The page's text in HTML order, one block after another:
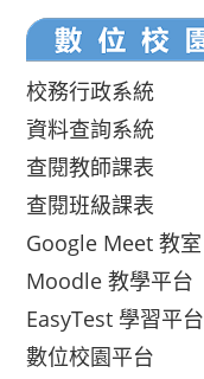
校務行政系統
資料查詢系統
查閱教師課表
查閱班級課表
Google Meet 教室
Moodle 教學平台
EasyTest 學習平台
數位校園平台